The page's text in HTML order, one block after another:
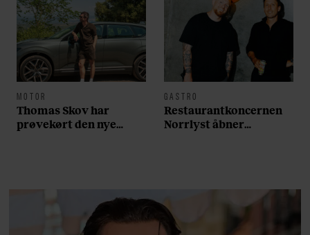
MOTOR
Thomas Skov har
prøvekørt den nye
GASTRO
Restaurantkoncernen
Norrlyst åbner